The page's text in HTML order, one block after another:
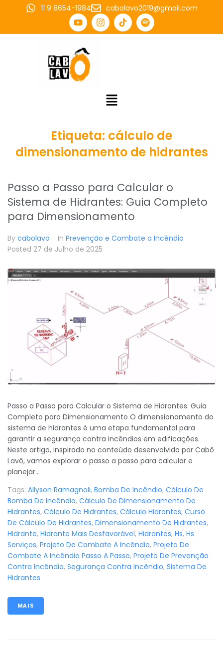
11 9 8654-1984 cabolavo2019@gmail.com
Etiqueta: cálculo de
dimensionamento de hidrantes
Passo a Passo para Calcular o
Sistema de Hidrantes: Guia Completo
para Dimensionamento
By cabolavo In Prevenção e Combate a Incêndio
Posted 27 de Julho de 2025
Passo a Passo para Calcular o Sistema de Hidrantes: Guia
Completo para Dimensionamento O dimensionamento do
sistema de hidrantes é uma etapa fundamental para
garantir a segurança contra incêndios em edificações.
Neste artigo, inspirado no conteúdo desenvolvido por Cabô
Lavô, vamos explorar o passo a passo para calcular e
planejar...
Tags: Allyson Ramagnoli, Bomba De Incêndio, Cálculo De
Bomba De Incêndio, Cálculo De Dimensionamento De
Hidrantes, Cálculo De Hidrantes, Cálculo Hidrantes, Curso
De Cálculo De Hidrantes, Dimensionamento De Hidrantes,
Hidrante, Hidrante Mais Desfavorável, Hidrantes, Hs, Hs
Serviços, Projeto De Combate A Incêndio, Projeto De
Combate A Incêndio Passo A Passo, Projeto De Prevenção
Contra Incêndio, Segurança Contra Incêndio, Sistema De
Hidrantes
MAIS